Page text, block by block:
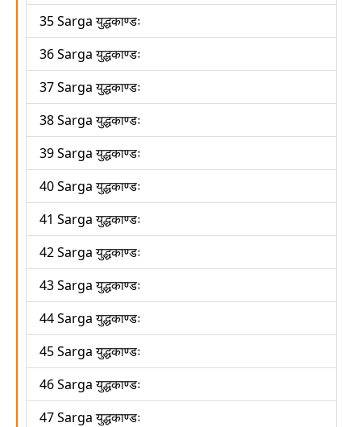
35 Sarga युद्धकाण्डः
36 Sarga युद्धकाण्डः
37 Sarga युद्धकाण्डः
38 Sarga युद्धकाण्डः
39 Sarga युद्धकाण्डः
40 Sarga युद्धकाण्डः
41 Sarga युद्धकाण्डः
42 Sarga युद्धकाण्डः
43 Sarga युद्धकाण्डः
44 Sarga युद्धकाण्डः
45 Sarga युद्धकाण्डः
46 Sarga युद्धकाण्डः
47 Sarga युद्धकाण्डः